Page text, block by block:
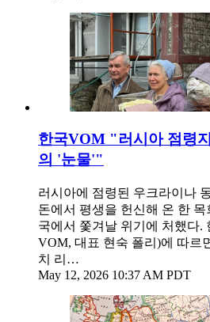
한국VOM "러시아 점령
의 '눈물'"
러시아에 점령된 우크라이나
돈에서 평생을 헌신해 온 한
국에서 쫓겨날 위기에 처했다.
VOM, 대표 현숙 폴리)에 따르
치 리…
May 12, 2026 10:37 AM PDT